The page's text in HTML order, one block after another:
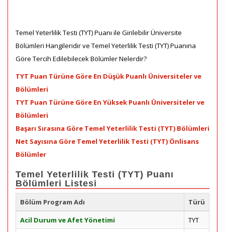
Temel Yeterlilik Testi (TYT) Puanı ile Girilebilir Üniversite
Bölümleri Hangileridir ve Temel Yeterlilik Testi (TYT) Puanına
Göre Tercih Edilebilecek Bölümler Nelerdir?
TYT Puan Türüne Göre En Düşük Puanlı Üniversiteler ve
Bölümleri
TYT Puan Türüne Göre En Yüksek Puanlı Üniversiteler ve
Bölümleri
Başarı Sırasına Göre Temel Yeterlilik Testi (TYT) Bölümleri
Net Sayısına Göre Temel Yeterlilik Testi (TYT) Önlisans
Bölümler
Temel Yeterlilik Testi (TYT) Puanı
Bölümleri Listesi
Bölüm Program Adı
Türü
Acil Durum ve Afet Yönetimi
TYT